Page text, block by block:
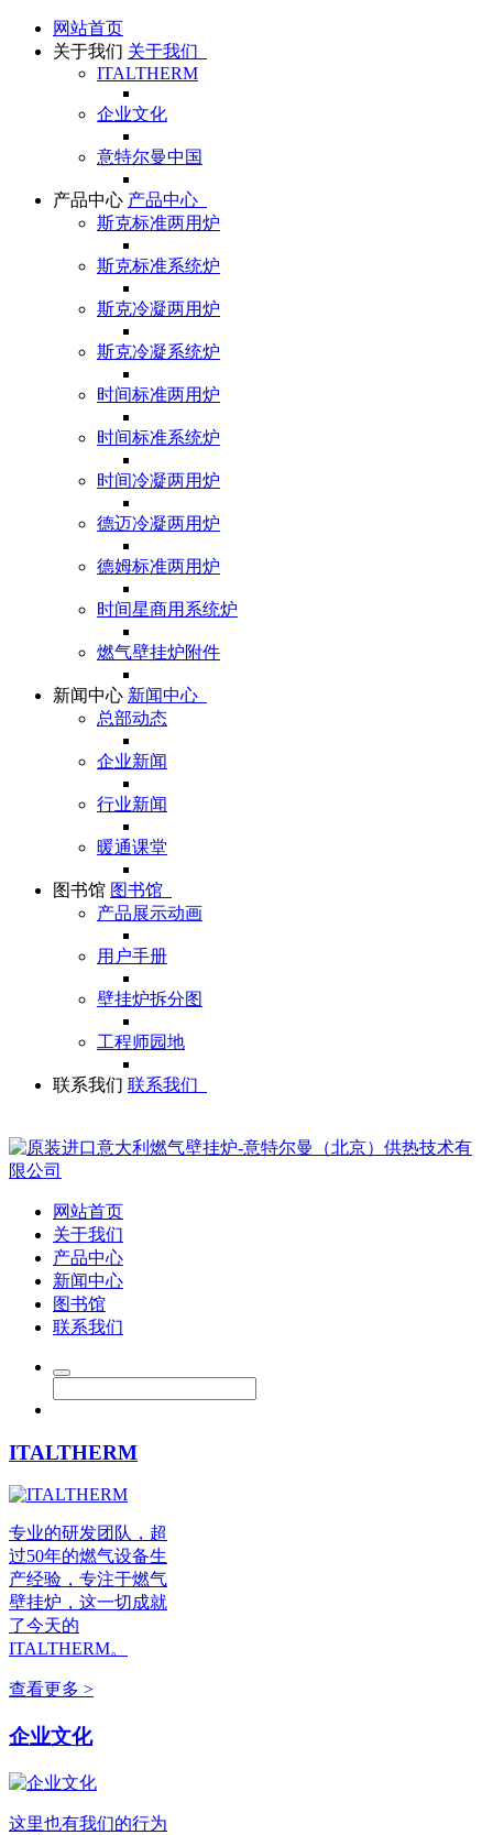
网站首页
关于我们 关于我们
ITALTHERM
企业文化
意特尔曼中国
产品中心 产品中心
斯克标准两用炉
斯克标准系统炉
斯克冷凝两用炉
斯克冷凝系统炉
时间标准两用炉
时间标准系统炉
时间冷凝两用炉
德迈冷凝两用炉
德姆标准两用炉
时间星商用系统炉
燃气壁挂炉附件
新闻中心 新闻中心
总部动态
企业新闻
行业新闻
暖通课堂
图书馆 图书馆
产品展示动画
用户手册
壁挂炉拆分图
工程师园地
联系我们 联系我们
网站首页
关于我们
产品中心
新闻中心
图书馆
联系我们
ITALTHERM
专业的研发团队，超
过50年的燃气设备生
产经验，专注于燃气
壁挂炉，这一切成就
了今天的
ITALTHERM。
查看更多 >
企业文化
这里也有我们的行为